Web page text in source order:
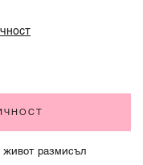
живот размисъл